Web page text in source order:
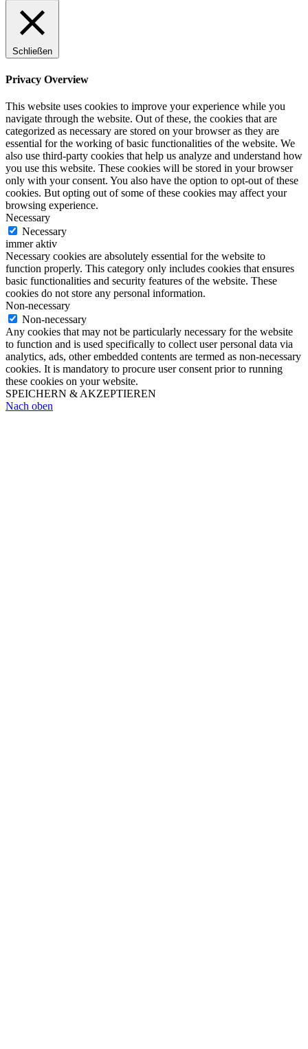
Schließen
Privacy Overview
This website uses cookies to improve your experience while you
navigate through the website. Out of these, the cookies that are
categorized as necessary are stored on your browser as they are
essential for the working of basic functionalities of the website. We
also use third-party cookies that help us analyze and understand how
you use this website. These cookies will be stored in your browser
only with your consent. You also have the option to opt-out of these
cookies. But opting out of some of these cookies may affect your
browsing experience.
Necessary
Necessary
immer aktiv
Necessary cookies are absolutely essential for the website to
function properly. This category only includes cookies that ensures
basic functionalities and security features of the website. These
cookies do not store any personal information.
Non-necessary
Non-necessary
Any cookies that may not be particularly necessary for the website
to function and is used specifically to collect user personal data via
analytics, ads, other embedded contents are termed as non-necessary
cookies. It is mandatory to procure user consent prior to running
these cookies on your website.
SPEICHERN & AKZEPTIEREN
Nach oben